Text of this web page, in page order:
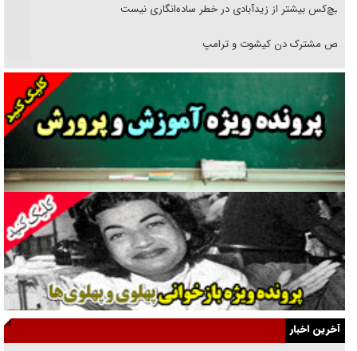
هیچ‌کس بیشتر از زیدآبادی در خطر ساده‌انگاری نیست
رقص مشترک دن کیشوت و ترامپ
دنده دولت به واگذاری مسئله‌دار ایران‌خودرو/ خصوصی‌سازی یا انحصار؟
غریزه‌ی بقا و آقای باقی و رفقا
جراحی‌های زیبایی با مدرک فوق‌دیپلم! + گفت‌وگو با متهم
گفت‌وگو با همسر یکی از شهدای جنگ رمضان/ پیکر بی‌سر شهید را از
انگشت‌های پا شناسایی کردیم
نسلی که آنلاین الگو می‌گیرد
گفت‌وگو با آیت‌الله جاودان/ جفای مخالفان مکانت معنوی رهبر شهید را
ارتقا می‌داد
راننده مست به قانون می‌خندد
آخرین اخبار